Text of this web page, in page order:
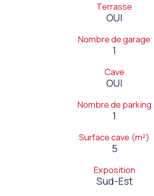
Terrasse
OUI
Nombre de garage
1
Cave
OUI
Nombre de parking
1
Surface cave (m²)
5
Exposition
Sud-Est